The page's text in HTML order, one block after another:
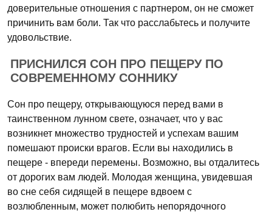
доверительные отношения с партнером, он не сможет
причинить вам боли. Так что расслабьтесь и получите
удовольствие.
ПРИСНИЛСЯ СОН ПРО ПЕЩЕРУ ПО
СОВРЕМЕННОМУ СОННИКУ
Сон про пещеру, открывающуюся перед вами в
таинственном лунном свете, означает, что у вас
возникнет множество трудностей и успехам вашим
помешают происки врагов. Если вы находились в
пещере - впереди перемены. Возможно, вы отдалитесь
от дорогих вам людей. Молодая женщина, увидевшая
во сне себя сидящей в пещере вдвоем с
возлюбленным, может полюбить непорядочного